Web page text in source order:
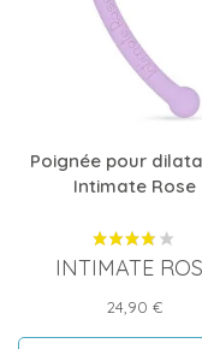
Poignée pour
Intimate Rose
INTIMATE
Prix
24,90 €